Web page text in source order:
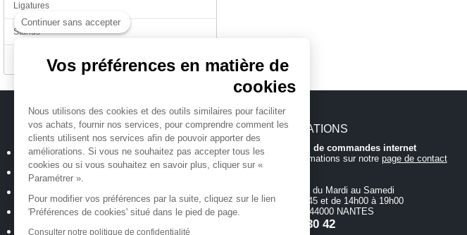
Continuer sans accepter
Vos préférences en matière de
cookies
Nous utilisons des cookies et des outils similaires pour faciliter
vos achats, fournir nos services, pour comprendre comment les
clients utilisent nos services afin de pouvoir apporter des
améliorations. Si vous ne souhaitez pas accepter tous les
cookies ou si vous souhaitez en savoir plus, cliquer sur «
Paramétrer ».
Pour modifier vos préférences par la suite, cliquez sur le lien
'Préférences de cookies' situé dans le pied de page.
Consulter notre politique de confidentialité
Ligatures
Stands
MICHENAUD.COM
Qui sommes nous ?
Plan du site
Conditions générales de vente
Politique de confidentialité
INFORMATIONS
Hotline et suivi de commandes internet
Toutes les informations sur notre page de contact
ouvert du Mardi au Samedi
de 10h00 à 12h45 et de 14h00 à 19h00
18 allée Baco - 44000 NANTES
02 40 35 30 42